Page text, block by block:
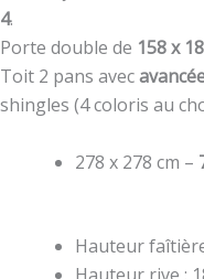
4.
Porte double de 158 x
Toit 2 pans avec
shingles (4 coloris au
278 x 278 cm –
Hauteur
Hauteur rive :